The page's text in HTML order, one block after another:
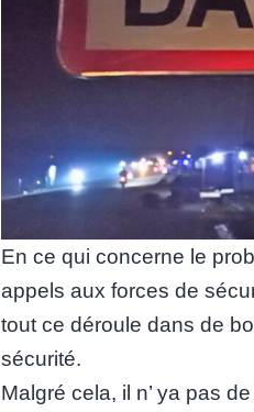
En ce qui concerne le
appels aux forces de
tout ce déroule dans de
sécurité.
Malgré cela, il n’ ya pas